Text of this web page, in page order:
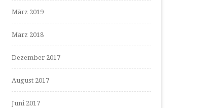
März 2019
März 2018
Dezember 2017
August 2017
Juni 2017